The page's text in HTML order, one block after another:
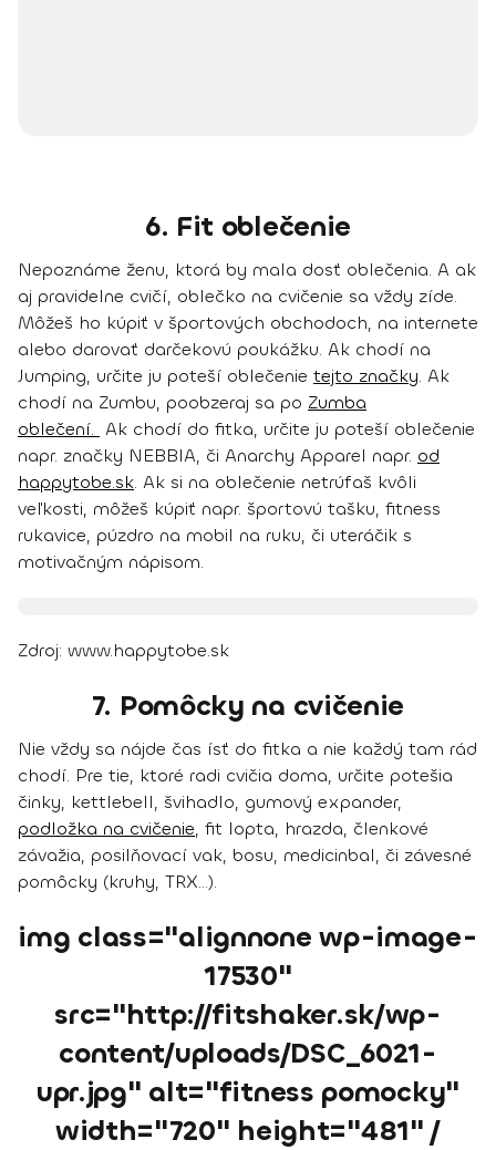
6. Fit oblečenie
Nepoznáme ženu, ktorá by mala dosť oblečenia. A ak
aj pravidelne cvičí, oblečko na cvičenie sa vždy zíde.
Môžeš ho kúpiť v športových obchodoch, na internete
alebo darovať darčekovú poukážku. Ak chodí na
Jumping, určite ju poteší oblečenie tejto značky. Ak
chodí na Zumbu, poobzeraj sa po Zumba
oblečení. Ak chodí do fitka, určite ju poteší oblečenie
napr. značky NEBBIA, či Anarchy Apparel napr. od
happytobe.sk. Ak si na oblečenie netrúfaš kvôli
veľkosti, môžeš kúpiť napr. športovú tašku, fitness
rukavice, púzdro na mobil na ruku, či uteráčik s
motivačným nápisom.
Zdroj: www.happytobe.sk
7. Pomôcky na cvičenie
Nie vždy sa nájde čas ísť do fitka a nie každý tam rád
chodí. Pre tie, ktoré radi cvičia doma, určite potešia
činky, kettlebell, švihadlo, gumový expander,
podložka na cvičenie, fit lopta, hrazda, členkové
závažia, posilňovací vak, bosu, medicinbal, či závesné
pomôcky (kruhy, TRX...).
img class="alignnone wp-image-
17530"
src="http://fitshaker.sk/wp-
content/uploads/DSC_6021-
upr.jpg" alt="fitness pomocky"
width="720" height="481" /